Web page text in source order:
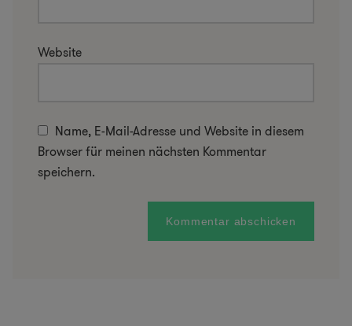
Website
Name, E-Mail-Adresse und Website in diesem
Browser für meinen nächsten Kommentar
speichern.